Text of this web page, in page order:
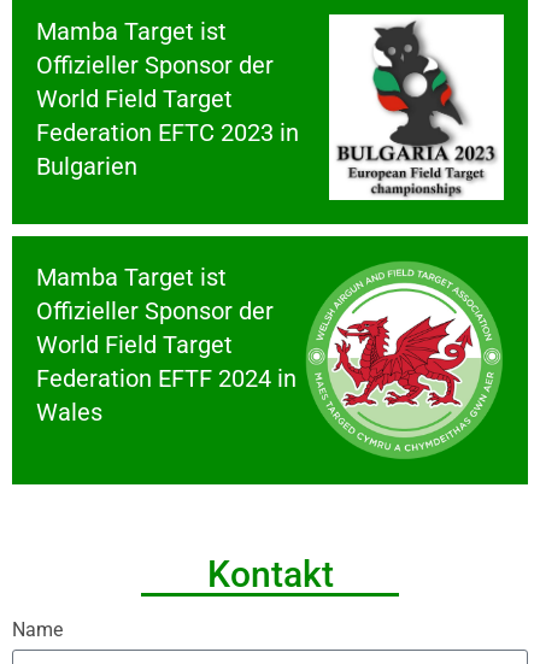
Mamba Target ist
Offizieller Sponsor der
World Field Target
Federation EFTC 2023 in
Bulgarien
Mamba Target ist
Offizieller Sponsor der
World Field Target
Federation EFTF 2024 in
Wales
Kontakt
Name